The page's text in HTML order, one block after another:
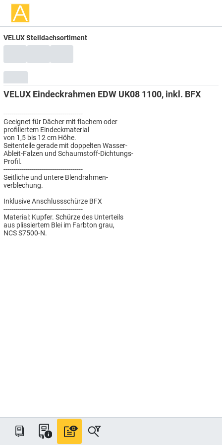
VELUX Steildachsortiment
VELUX Eindeckrahmen EDW UK08 1100, inkl. BFX
----------------------------------------
Geeignet für Dächer mit flachem oder
profiliertem Eindeckmaterial
von 1,5 bis 12 cm Höhe.
Seitenteile gerade mit doppelten Wasser-
Ableit-Falzen und Schaumstoff-Dichtungs-
Profil.
----------------------------------------
Seitliche und untere Blendrahmen-
verblechung.
Inklusive Anschlussschürze BFX
----------------------------------------
Material: Kupfer. Schürze des Unterteils
aus plissiertem Blei im Farbton grau,
NCS S7500-N.